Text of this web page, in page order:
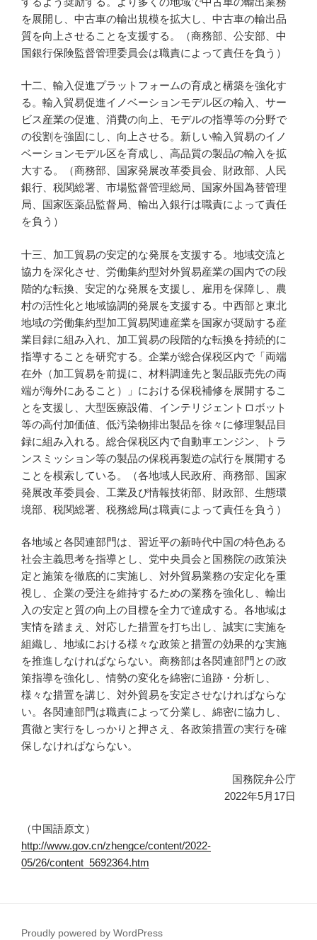
を展開し、中古車の輸出規模を拡大し、中古車の輸出品
質を向上させることを支援する。（商務部、公安部、中
国銀行保険監督管理委員会は職責によって責任を負う）
十二、輸入促進プラットフォームの育成と構築を強化す
る。輸入貿易促進イノベーションモデル区の輸入、サー
ビス産業の促進、消費の向上、モデルの指導等の分野で
の役割を強固にし、向上させる。新しい輸入貿易のイノ
ベーションモデル区を育成し、高品質の製品の輸入を拡
大する。（商務部、国家発展改革委員会、財政部、人民
銀行、税関総署、市場監督管理総局、国家外国為替管理
局、国家医薬品監督局、輸出入銀行は職責によって責任
を負う）
十三、加工貿易の安定的な発展を支援する。地域交流と
協力を深化させ、労働集約型対外貿易産業の国内での段
階的な転換、安定的な発展を支援し、雇用を保障し、農
村の活性化と地域協調的発展を支援する。中西部と東北
地域の労働集約型加工貿易関連産業を国家が奨励する産
業目録に組み入れ、加工貿易の段階的な転換を持続的に
指導することを研究する。企業が総合保税区内で「両端
在外（加工貿易を前提に、材料調達先と製品販売先の両
端が海外にあること）」における保税補修を展開するこ
とを支援し、大型医療設備、インテリジェントロボット
等の高付加価値、低汚染物排出製品を徐々に修理製品目
録に組み入れる。総合保税区内で自動車エンジン、トラ
ンスミッション等の製品の保税再製造の試行を展開する
ことを模索している。（各地域人民政府、商務部、国家
発展改革委員会、工業及び情報技術部、財政部、生態環
境部、税関総署、税務総局は職責によって責任を負う）
各地域と各関連部門は、習近平の新時代中国の特色ある
社会主義思考を指導とし、党中央員会と国務院の政策決
定と施策を徹底的に実施し、対外貿易業務の安定化を重
視し、企業の受注を維持するための業務を強化し、輸出
入の安定と質の向上の目標を全力で達成する。各地域は
実情を踏まえ、対応した措置を打ち出し、誠実に実施を
組織し、地域における様々な政策と措置の効果的な実施
を推進しなければならない。商務部は各関連部門との政
策指導を強化し、情勢の変化を綿密に追跡・分析し、
様々な措置を講じ、対外貿易を安定させなければならな
い。各関連部門は職責によって分業し、綿密に協力し、
貫徹と実行をしっかりと押さえ、各政策措置の実行を確
保しなければならない。
国務院弁公庁
2022年5月17日
（中国語原文）
http://www.gov.cn/zhengce/content/2022-
05/26/content_5692364.htm
Proudly powered by WordPress